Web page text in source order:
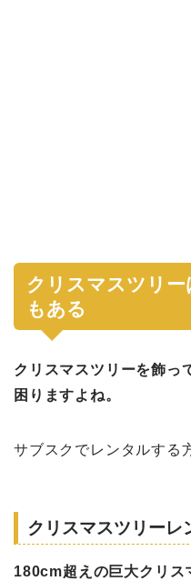
クリスマスツリ
もある
クリスマスツリーを飾っ
困りますよね。
サブスクでレンタルする
クリスマスツリーレ
180cm超えの巨大クリス